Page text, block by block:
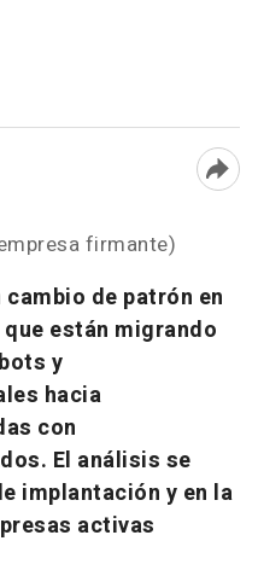
firmante)
de patrón en
están migrando
y
hacia
con
El análisis se
implantación y en la
activas